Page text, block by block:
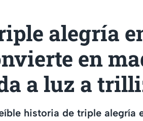
alegría
en
a luz a
historia de triple alegría